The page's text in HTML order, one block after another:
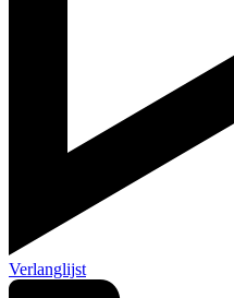
Verlanglijst